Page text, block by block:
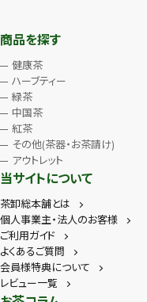
商品を探す
健康茶
ハーブティー
緑茶
中国茶
紅茶
その他(茶器・お茶請け)
アウトレット
当サイトについて
茶卸総本舗とは
個人事業主・法人のお客様
ご利用ガイド
よくあるご質問
会員様特典について
レビュー一覧